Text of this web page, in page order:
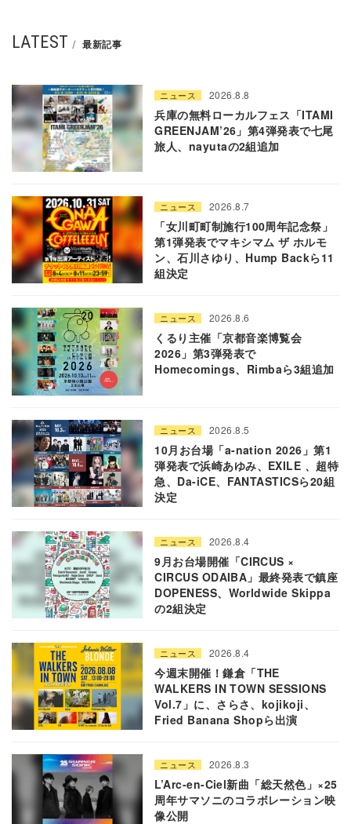
LATEST 最新記事
ニュース 2026.8.8
兵庫の無料ローカルフェス「ITAMI
GREENJAM’26」第4弾発表で七尾
旅人、nayutaの2組追加
ニュース 2026.8.7
「女川町町制施行100周年記念祭」
第1弾発表でマキシマム ザ ホルモ
ン、石川さゆり、Hump Backら11
組決定
ニュース 2026.8.6
くるり主催「京都音楽博覧会
2026」第3弾発表で
Homecomings、Rimbaら3組追加
ニュース 2026.8.5
10月お台場「a-nation 2026」第1
弾発表で浜崎あゆみ、EXILE 、超特
急、Da-iCE、FANTASTICSら20組
決定
ニュース 2026.8.4
9月お台場開催「CIRCUS ×
CIRCUS ODAIBA」最終発表で鎮座
DOPENESS、Worldwide Skippa
の2組決定
ニュース 2026.8.4
今週末開催！鎌倉「THE
WALKERS IN TOWN SESSIONS
Vol.7」に、さらさ、kojikoji、
Fried Banana Shopら出演
ニュース 2026.8.3
L’Arc-en-Ciel新曲「総天然色」×25
周年サマソニのコラボレーション映
像公開